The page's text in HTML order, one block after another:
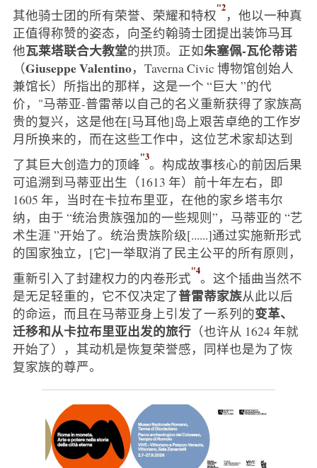
其他骑士团的所有荣誉、荣耀和特权"2，他以一种真
正值得称赞的姿态，向圣约翰骑士团提出装饰马耳
他瓦莱塔联合大教堂的拱顶。正如朱塞佩-瓦伦蒂诺
（Giuseppe Valentino，Taverna Civic 博物馆创始人
兼馆长）所指出的那样，这是一个 “巨大 ”的代
价，"马蒂亚-普雷蒂以自己的名义重新获得了家族高
贵的复兴，这是他在[马耳他]岛上艰苦卓绝的工作岁
月所换来的，而在这些工作中，这位艺术家却达到
了其巨大创造力的顶峰"3。构成故事核心的前因后果
可追溯到马蒂亚出生（1613 年）前十年左右，即
1605 年，当时在卡拉布里亚，在他的家乡塔韦尔
纳，由于 “统治贵族强加的一些规则”，马蒂亚的 “艺
术生涯 ”开始了。统治贵族阶级[......]通过实施新形式
的国家独立，[它]一举取消了民主公平的所有原则，
重新引入了封建权力的内卷形式"4。这个插曲当然不
是无足轻重的，它不仅决定了普雷蒂家族从此以后
的命运，而且在马蒂亚身上引发了一系列的变革、
迁移和从卡拉布里亚出发的旅行（也许从 1624 年就
开始了），其动机是恢复荣誉感，同样也是为了恢
复家族的尊严。